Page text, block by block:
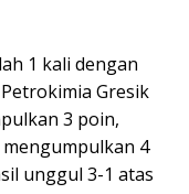
1 kali dengan
Gresik
3 poin,
4
unggul 3-1 atas